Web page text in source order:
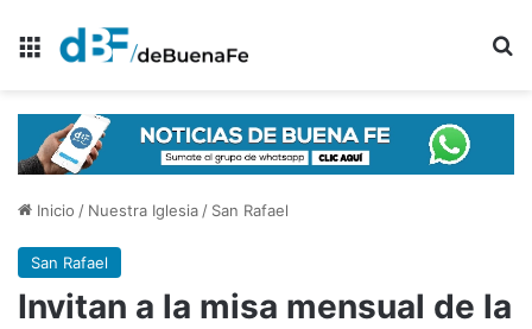
Menú
Inicio / Nuestra Iglesia/ San Rafael
San Rafael
Invitan a la misa mensual de la